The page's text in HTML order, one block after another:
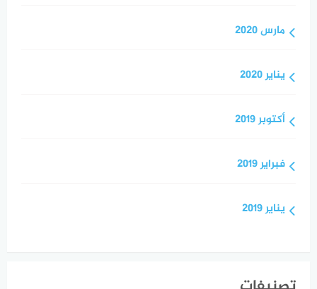
مارس 2020
يناير 2020
أكتوبر 2019
فبراير 2019
يناير 2019